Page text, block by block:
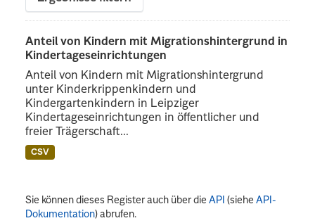
Anteil von Kindern mit Migrationshintergrund in
Kindertageseinrichtungen
Anteil von Kindern mit Migrationshintergrund
unter Kinderkrippenkindern und
Kindergartenkindern in Leipziger
Kindertageseinrichtungen in öffentlicher und
freier Trägerschaft...
CSV
Sie können dieses Register auch über dieAPI (sieheAPI-
Dokumentation) abrufen.